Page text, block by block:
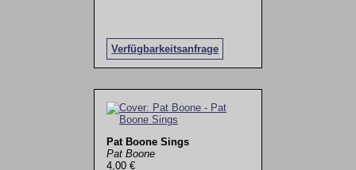
Verfügbarkeitsanfrage
Pat Boone Sings
Pat Boone
4,00 €